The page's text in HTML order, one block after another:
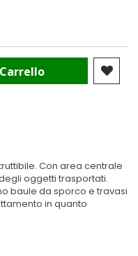
Con area centrale
oggetti trasportati.
baule da sporco e travasi
in quanto